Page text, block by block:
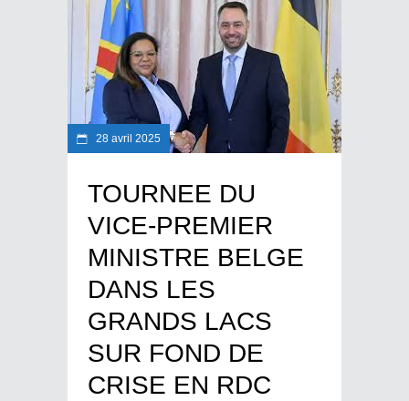
28 avril 2025
TOURNEE DU
VICE-PREMIER
MINISTRE BELGE
DANS LES
GRANDS LACS
SUR FOND DE
CRISE EN RDC